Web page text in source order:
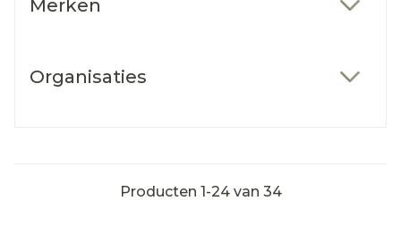
Merken
Organisaties
Producten 1-24van 34